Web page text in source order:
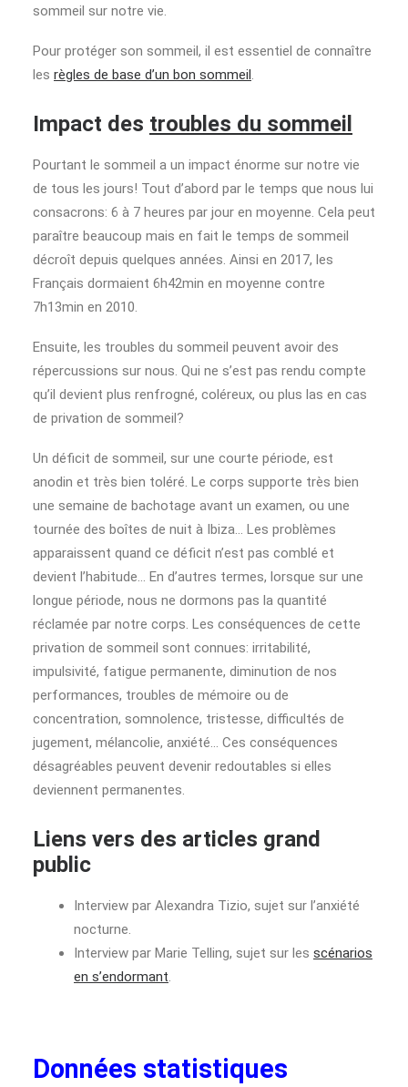
sommeil sur notre vie.
Pour protéger son sommeil, il est essentiel de connaître
les règles de base d’un bon sommeil.
Impact des troubles du sommeil
Pourtant le sommeil a un impact énorme sur notre vie
de tous les jours! Tout d’abord par le temps que nous lui
consacrons: 6 à 7 heures par jour en moyenne. Cela peut
paraître beaucoup mais en fait le temps de sommeil
décroît depuis quelques années. Ainsi en 2017, les
Français dormaient 6h42min en moyenne contre
7h13min en 2010.
Ensuite, les troubles du sommeil peuvent avoir des
répercussions sur nous. Qui ne s’est pas rendu compte
qu’il devient plus renfrogné, coléreux, ou plus las en cas
de privation de sommeil?
Un déficit de sommeil, sur une courte période, est
anodin et très bien toléré. Le corps supporte très bien
une semaine de bachotage avant un examen, ou une
tournée des boîtes de nuit à Ibiza… Les problèmes
apparaissent quand ce déficit n’est pas comblé et
devient l’habitude… En d’autres termes, lorsque sur une
longue période, nous ne dormons pas la quantité
réclamée par notre corps. Les conséquences de cette
privation de sommeil sont connues: irritabilité,
impulsivité, fatigue permanente, diminution de nos
performances, troubles de mémoire ou de
concentration, somnolence, tristesse, difficultés de
jugement, mélancolie, anxiété… Ces conséquences
désagréables peuvent devenir redoutables si elles
deviennent permanentes.
Liens vers des articles grand
public
Interview par Alexandra Tizio, sujet sur l’anxiété
nocturne.
Interview par Marie Telling, sujet sur les scénarios
en s’endormant.
Données statistiques